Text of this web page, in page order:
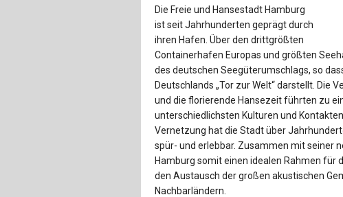
Die Freie und Hansestadt Hamburg
ist seit Jahrhunderten geprägt durch
ihren Hafen. Über den drittgrößten
Containerhafen Europas und größten
des deutschen Seegüterumschlags, so
Deutschlands „Tor zur Welt“ darstellt. Die
und die florierende Hansezeit führten zu
unterschiedlichsten Kulturen und
Vernetzung hat die Stadt über
spür- und erlebbar. Zusammen mit seiner
Hamburg somit einen idealen Rahmen
den Austausch der großen akustischen
Nachbarländern.